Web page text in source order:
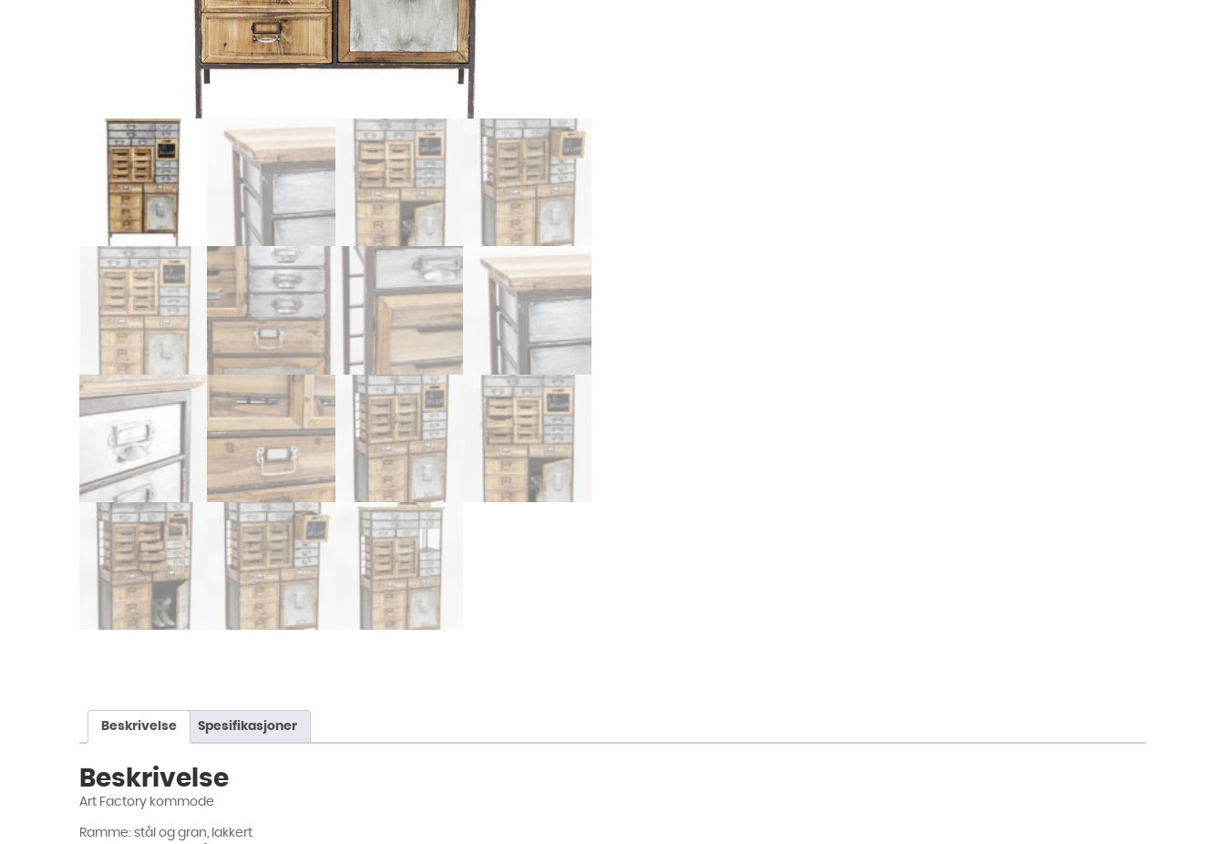
Beskrivelse Spesifikasjoner
Beskrivelse
Art Factory kommode
Ramme: stål og gran, lakkert